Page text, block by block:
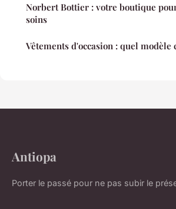
Norbert Bottier : votre boutique
soins
Vêtements d'occasion : quel modèle
Antiopa
Porter le passé pour ne pas subir le